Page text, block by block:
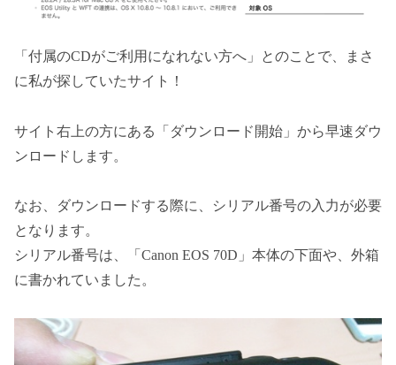
「付属のCDがご利用になれない方へ」とのことで、まさ
に私が探していたサイト！
サイト右上の方にある「ダウンロード開始」から早速ダウ
ンロードします。
なお、ダウンロードする際に、シリアル番号の入力が必要
となります。
シリアル番号は、「Canon EOS 70D」本体の下面や、外箱
に書かれていました。